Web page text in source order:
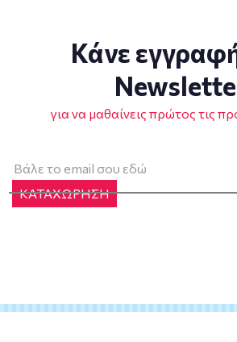
Κάνε
για να μαθαίνεις πρώτος τις
ΚΑΤΑΧΩΡΗΣΗ